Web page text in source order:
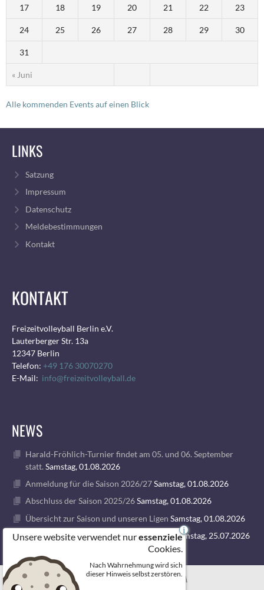
« Juni
17 18 19 20 21 22 23
24 25 26 27 28 29 30
31
Alle kommenden Events auf einen Blick
LINKS
Satzung
Impressum
Datenschutz
Meldebestimmungen
Kontakt
KONTAKT
Freizeitvolleyball Berlin e.V.
Lauterberger Str. 13a
12347 Berlin
Telefon: +49 176 30070270
E-Mail: info@freizeitvolleyball.de
NEWS
Harald-Fröhlich-Turnier findet am 05. und 06. September
statt. Samstag, 01.08.2026
Anmeldung für die Saison 2026/27Samstag, 01.08.2026
Abschluss der Saison 2025/26Samstag, 01.08.2026
Übersicht zur Saison und unseren Ligen Samstag, 01.08.2026
1. VOLLEY GODS SUMMER CAMP 2026 Samstag, 25.07.2026
© 2026 FREIZEITVOLLEYBALL BERLIN
Unsere website verwendet nuressenziele
Cookies.
Nach Wahrnehmung wird sich
dieser Hinweis selbst zerstören.
i